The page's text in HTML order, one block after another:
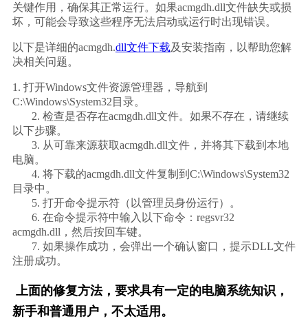
关键作用，确保其正常运行。如果acmgdh.dll文件缺失或损
坏，可能会导致这些程序无法启动或运行时出现错误。
以下是详细的acmgdh.dll文件下载及安装指南，以帮助您解
决相关问题。
1. 打开Windows文件资源管理器，导航到
C:\Windows\System32目录。
以下步骤。
电脑。
目录中。
       5. 打开命令提示符（以管理员身份运行）。
acmgdh.dll，然后按回车键。
注册成功。
上面的修复方法，要求具有一定的电脑系统知识，
新手和普通用户，不太适用。